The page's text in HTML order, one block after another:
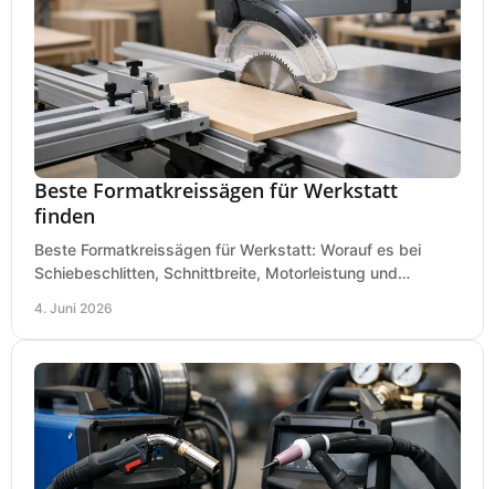
Beste Formatkreissägen für Werkstatt
finden
Beste Formatkreissägen für Werkstatt: Worauf es bei
Schiebeschlitten, Schnittbreite, Motorleistung und
4. Juni 2026